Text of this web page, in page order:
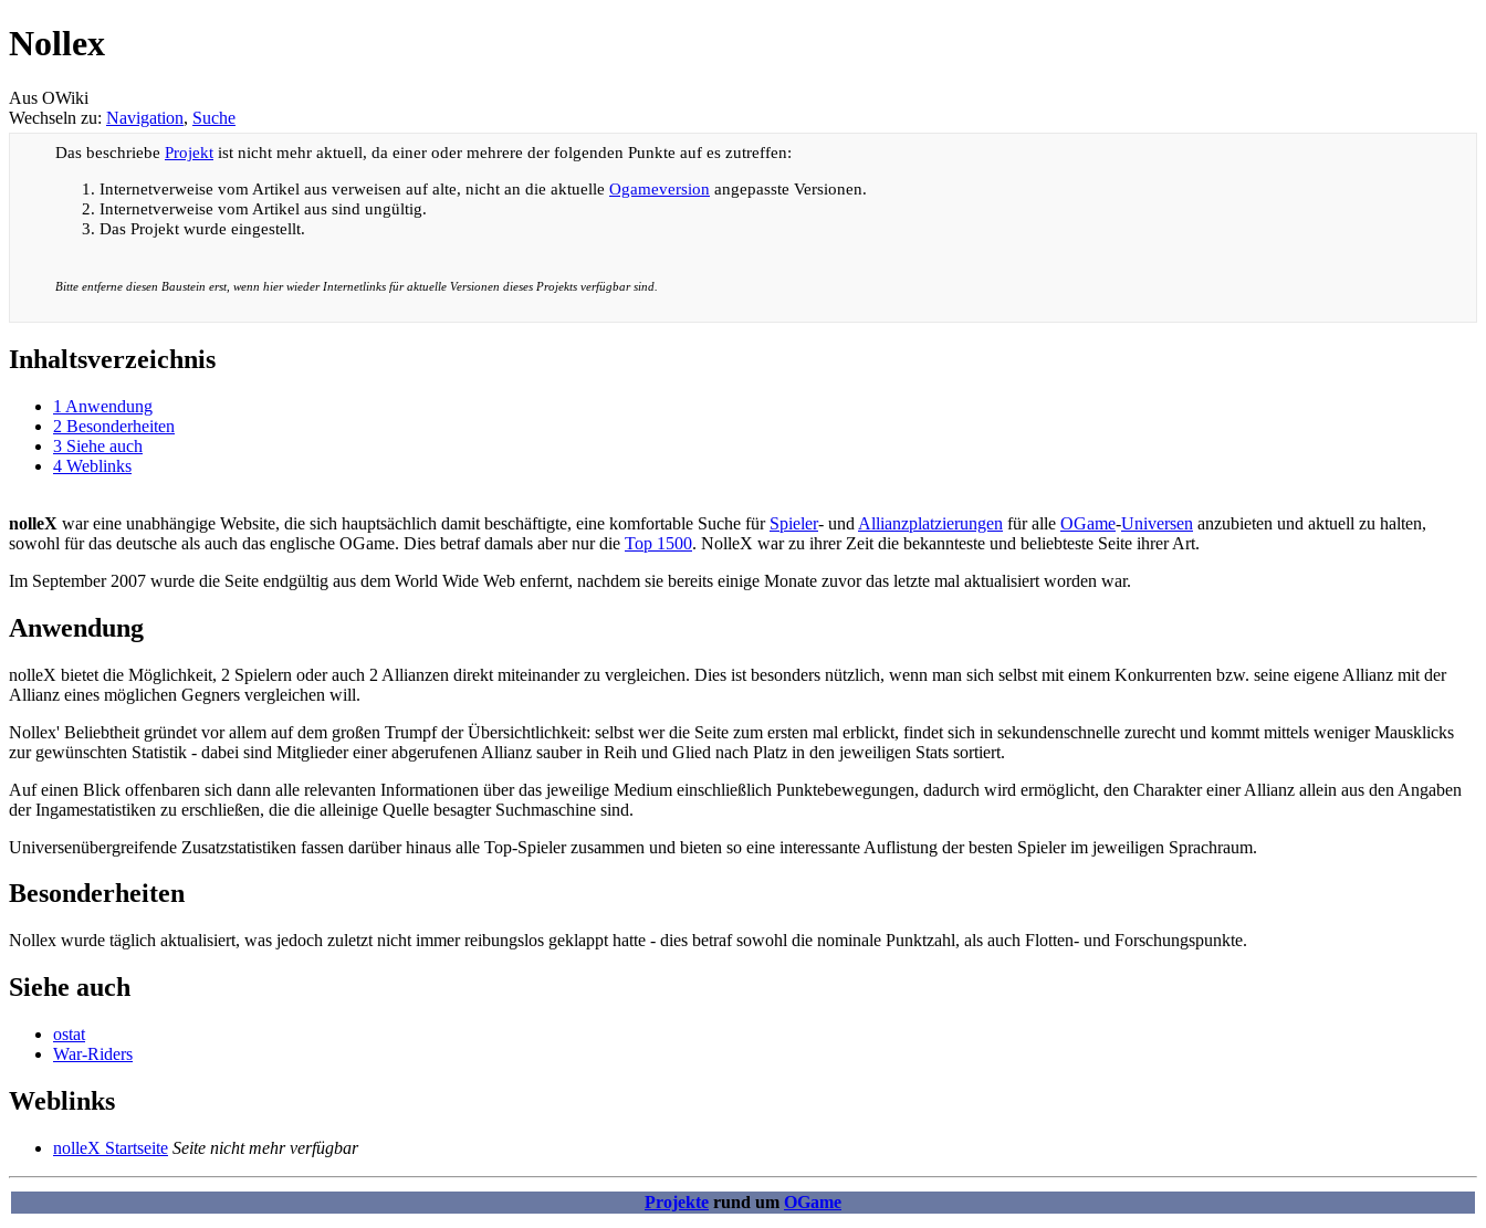
Nollex
Aus OWiki
Wechseln zu: Navigation, Suche
Das beschriebe Projekt ist nicht mehr aktuell, da einer oder mehrere der folgenden Punkte auf es zutreffen:
Internetverweise vom Artikel aus verweisen auf alte, nicht an die aktuelle Ogameversion angepasste Versionen.
Internetverweise vom Artikel aus sind ungültig.
Das Projekt wurde eingestellt.
Bitte entferne diesen Baustein erst, wenn hier wieder Internetlinks für aktuelle Versionen dieses Projekts verfügbar sind.
Inhaltsverzeichnis
1 Anwendung
2 Besonderheiten
3 Siehe auch
4 Weblinks
nolleX war eine unabhängige Website, die sich hauptsächlich damit beschäftigte, eine komfortable Suche für Spieler- und Allianzplatzierungen für alle OGame-Universen anzubieten und aktuell zu halten,
sowohl für das deutsche als auch das englische OGame. Dies betraf damals aber nur die Top 1500. NolleX war zu ihrer Zeit die bekannteste und beliebteste Seite ihrer Art.
Im September 2007 wurde die Seite endgültig aus dem World Wide Web enfernt, nachdem sie bereits einige Monate zuvor das letzte mal aktualisiert worden war.
Anwendung
nolleX bietet die Möglichkeit, 2 Spielern oder auch 2 Allianzen direkt miteinander zu vergleichen. Dies ist besonders nützlich, wenn man sich selbst mit einem Konkurrenten bzw. seine eigene Allianz mit der
Allianz eines möglichen Gegners vergleichen will.
Nollex' Beliebtheit gründet vor allem auf dem großen Trumpf der Übersichtlichkeit: selbst wer die Seite zum ersten mal erblickt, findet sich in sekundenschnelle zurecht und kommt mittels weniger Mausklicks
zur gewünschten Statistik - dabei sind Mitglieder einer abgerufenen Allianz sauber in Reih und Glied nach Platz in den jeweiligen Stats sortiert.
Auf einen Blick offenbaren sich dann alle relevanten Informationen über das jeweilige Medium einschließlich Punktebewegungen, dadurch wird ermöglicht, den Charakter einer Allianz allein aus den Angaben
der Ingamestatistiken zu erschließen, die die alleinige Quelle besagter Suchmaschine sind.
Universenübergreifende Zusatzstatistiken fassen darüber hinaus alle Top-Spieler zusammen und bieten so eine interessante Auflistung der besten Spieler im jeweiligen Sprachraum.
Besonderheiten
Nollex wurde täglich aktualisiert, was jedoch zuletzt nicht immer reibungslos geklappt hatte - dies betraf sowohl die nominale Punktzahl, als auch Flotten- und Forschungspunkte.
Siehe auch
ostat
War-Riders
Weblinks
nolleX Startseite Seite nicht mehr verfügbar
Projekte rund um OGame